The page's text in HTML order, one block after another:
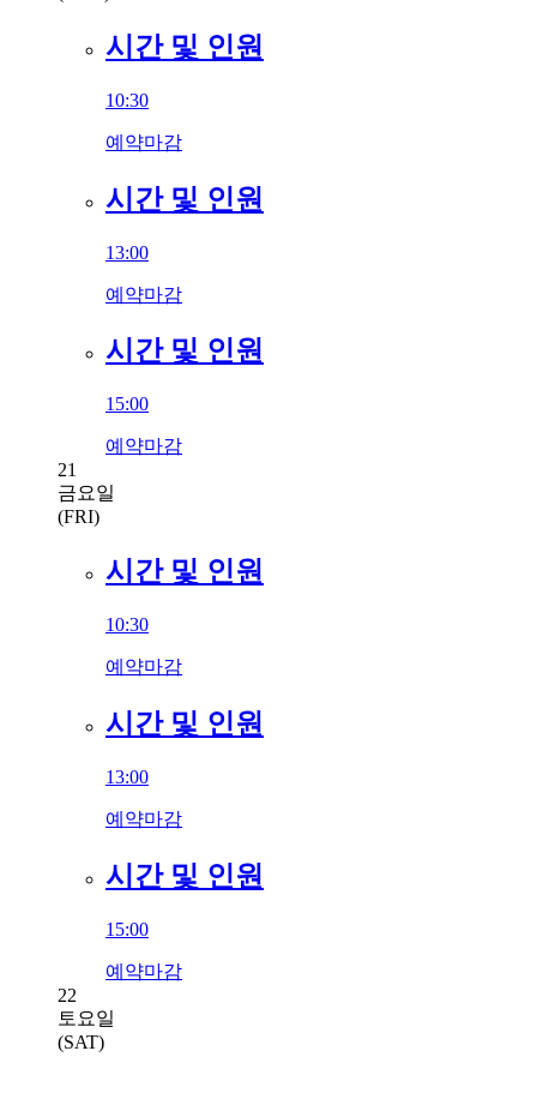
시간 및 인원
10:30
예약마감
시간 및 인원
13:00
예약마감
시간 및 인원
15:00
예약마감
21
금요일
(FRI)
시간 및 인원
10:30
예약마감
시간 및 인원
13:00
예약마감
시간 및 인원
15:00
예약마감
22
토요일
(SAT)